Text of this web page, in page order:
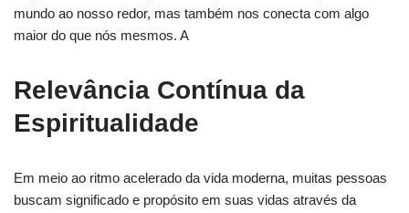
mundo ao nosso redor, mas também nos conecta com algo
maior do que nós mesmos. A
Relevância Contínua da
Espiritualidade
Em meio ao ritmo acelerado da vida moderna, muitas pessoas
buscam significado e propósito em suas vidas através da